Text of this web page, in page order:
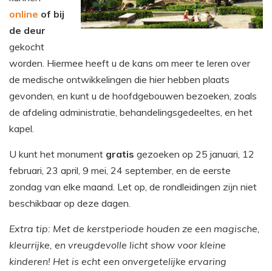
online of bij
de deur
gekocht
worden. Hiermee heeft u de kans om meer te leren over
de medische ontwikkelingen die hier hebben plaats
gevonden, en kunt u de hoofdgebouwen bezoeken, zoals
de afdeling administratie, behandelingsgedeeltes, en het
kapel.
U kunt het monument gratis gezoeken op 25 januari, 12
februari, 23 april, 9 mei, 24 september, en de eerste
zondag van elke maand. Let op, de rondleidingen zijn niet
beschikbaar op deze dagen.
Extra tip: Met de kerstperiode houden ze een magische,
kleurrijke, en vreugdevolle licht show voor kleine
kinderen! Het is echt een onvergetelijke ervaring